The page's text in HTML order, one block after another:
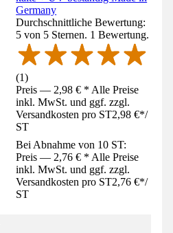
Germany
Durchschnittliche Bewertung:
5 von 5 Sternen. 1 Bewertung.
(1)
Preis — 2,98 € * Alle Preise
inkl. MwSt. und ggf. zzgl.
Versandkosten pro ST2,98 €*/
ST
Bei Abnahme von 10 ST:
Preis — 2,76 € * Alle Preise
inkl. MwSt. und ggf. zzgl.
Versandkosten pro ST2,76 €*/
ST